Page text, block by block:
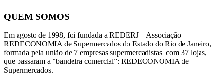
QUEM SOMOS
Em agosto de 1998, foi fundada a REDERJ – Associação
REDECONOMIA de Supermercados do Estado do Rio de Janeiro,
formada pela união de 7 empresas supermercadistas, com 37 lojas,
que passaram a “bandeira comercial”: REDECONOMIA de
Supermercados.